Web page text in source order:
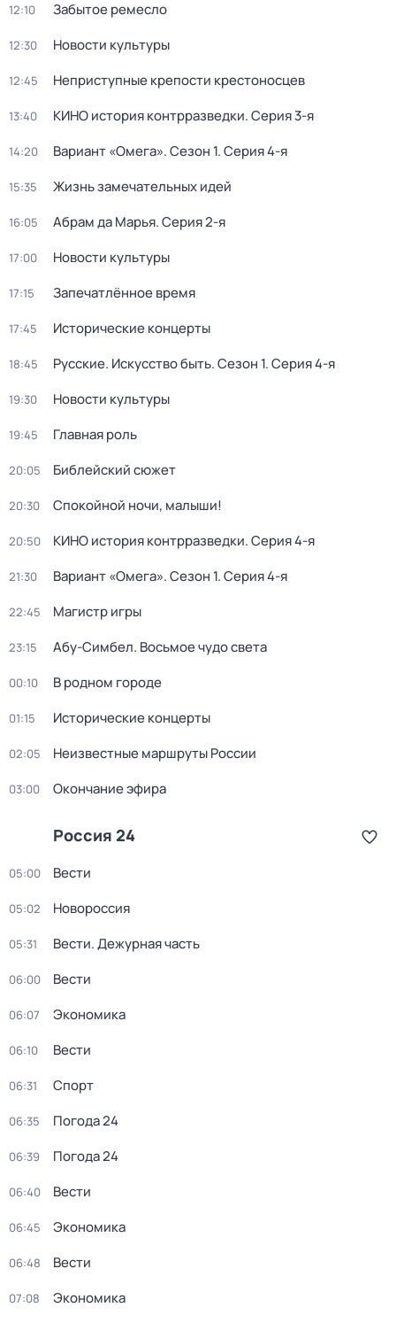
12:10 Забытое ремесло
12:30 Новости культуры
12:45 Неприступные крепости крестоносцев
13:40 КИНО история контрразведки. Серия 3-я
14:20 Вариант «Омега». Сезон 1. Серия 4-я
15:35 Жизнь замечательных идей
16:05 Абрам да Марья. Серия 2-я
17:00 Новости культуры
17:15 Запечатлённое время
17:45 Исторические концерты
18:45 Русские. Искусство быть. Сезон 1. Серия 4-я
19:30 Новости культуры
19:45 Главная роль
20:05 Библейский сюжет
20:30 Спокойной ночи, малыши!
20:50 КИНО история контрразведки. Серия 4-я
21:30 Вариант «Омега». Сезон 1. Серия 4-я
22:45 Магистр игры
23:15 Абу-Симбел. Восьмое чудо света
00:10 В родном городе
01:15 Исторические концерты
02:05 Неизвестные маршруты России
03:00 Окончание эфира
Россия 24
05:00 Вести
05:02 Новороссия
05:31 Вести. Дежурная часть
06:00 Вести
06:07 Экономика
06:10 Вести
06:31 Спорт
06:35 Погода 24
06:39 Погода 24
06:40 Вести
06:45 Экономика
06:48 Вести
07:08 Экономика